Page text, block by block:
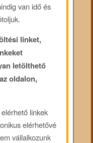
van idő és
linket,
letölthető
oldalon,
linkek
elérhetővé
vállalkozunk